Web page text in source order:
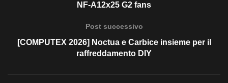
NF-A12x25 G2 fans
Post successivo
[COMPUTEX 2026] Noctua e Carbice insieme per il
raffreddamento DIY